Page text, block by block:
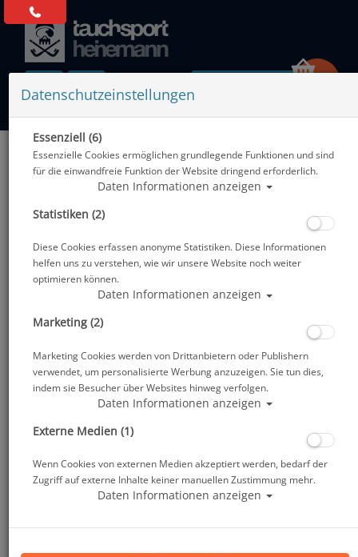
Alle Artikel zeigen aus: Lavacore & Ultra Skin
Datenschutzeinstellungen
Essenziell (6)
Essenzielle Cookies ermöglichen grundlegende Funktionen und sind
für die einwandfreie Funktion der Website dringend erforderlich.
Daten Informationen anzeigen
Statistiken (2)
Diese Cookies erfassen anonyme Statistiken. Diese Informationen
helfen uns zu verstehen, wie wir unsere Website noch weiter
optimieren können.
Daten Informationen anzeigen
Marketing (2)
Marketing Cookies werden von Drittanbietern oder Publishern
verwendet, um personalisierte Werbung anzuzeigen. Sie tun dies,
indem sie Besucher über Websites hinweg verfolgen.
Daten Informationen anzeigen
Externe Medien (1)
Wenn Cookies von externen Medien akzeptiert werden, bedarf der
Zugriff auf externe Inhalte keiner manuellen Zustimmung mehr.
Daten Informationen anzeigen